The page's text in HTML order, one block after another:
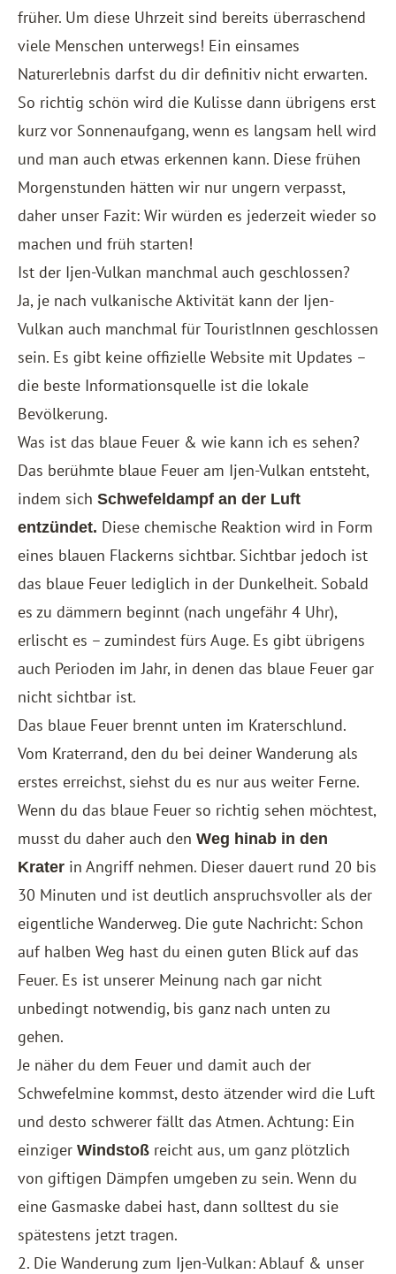
früher. Um diese Uhrzeit sind bereits überraschend
viele Menschen unterwegs! Ein einsames
Naturerlebnis darfst du dir definitiv nicht erwarten.
So richtig schön wird die Kulisse dann übrigens erst
kurz vor Sonnenaufgang, wenn es langsam hell wird
und man auch etwas erkennen kann. Diese frühen
Morgenstunden hätten wir nur ungern verpasst,
daher unser Fazit: Wir würden es jederzeit wieder so
machen und früh starten!
Ist der Ijen-Vulkan manchmal auch geschlossen?
Ja, je nach vulkanische Aktivität kann der Ijen-
Vulkan auch manchmal für TouristInnen geschlossen
sein. Es gibt keine offizielle Website mit Updates –
die beste Informationsquelle ist die lokale
Bevölkerung.
Was ist das blaue Feuer & wie kann ich es sehen?
Das berühmte blaue Feuer am Ijen-Vulkan entsteht,
indem sich Schwefeldampf an der Luft
entzündet. Diese chemische Reaktion wird in Form
eines blauen Flackerns sichtbar. Sichtbar jedoch ist
das blaue Feuer lediglich in der Dunkelheit. Sobald
es zu dämmern beginnt (nach ungefähr 4 Uhr),
erlischt es – zumindest fürs Auge. Es gibt übrigens
auch Perioden im Jahr, in denen das blaue Feuer gar
nicht sichtbar ist.
Das blaue Feuer brennt unten im Kraterschlund.
Vom Kraterrand, den du bei deiner Wanderung als
erstes erreichst, siehst du es nur aus weiter Ferne.
Wenn du das blaue Feuer so richtig sehen möchtest,
musst du daher auch den Weg hinab in den
Krater in Angriff nehmen. Dieser dauert rund 20 bis
30 Minuten und ist deutlich anspruchsvoller als der
eigentliche Wanderweg. Die gute Nachricht: Schon
auf halben Weg hast du einen guten Blick auf das
Feuer. Es ist unserer Meinung nach gar nicht
unbedingt notwendig, bis ganz nach unten zu
gehen.
Je näher du dem Feuer und damit auch der
Schwefelmine kommst, desto ätzender wird die Luft
und desto schwerer fällt das Atmen. Achtung: Ein
einziger Windstoß reicht aus, um ganz plötzlich
von giftigen Dämpfen umgeben zu sein. Wenn du
eine Gasmaske dabei hast, dann solltest du sie
spätestens jetzt tragen.
2. Die Wanderung zum Ijen-Vulkan: Ablauf & unser